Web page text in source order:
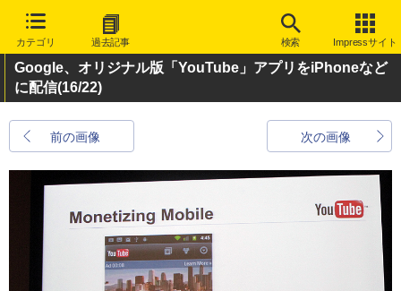
カテゴリ 過去記事 検索 Impressサイト
Google、オリジナル版「YouTube」アプリをiPhoneなど
に配信(16/22)
前の画像 次の画像